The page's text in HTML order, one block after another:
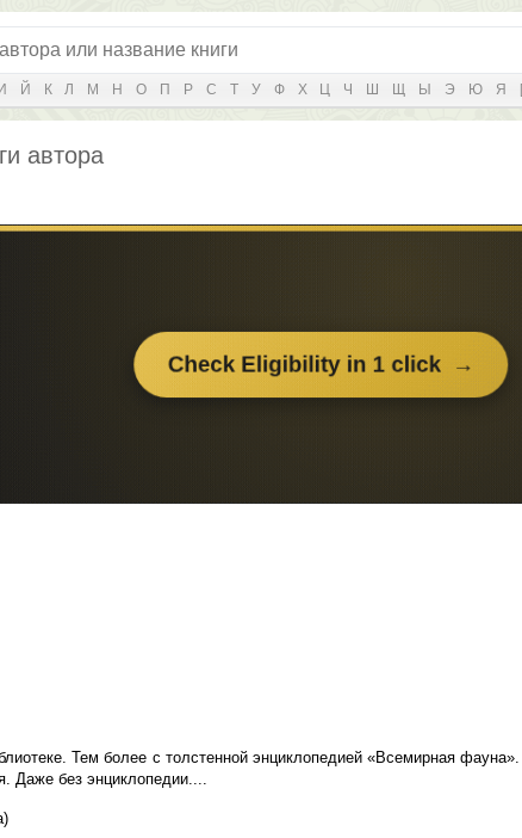
И Й К Л М Н О П Р С Т У Ф Х Ц Ч Ш Щ Ы Э Ю Я
автора
Тем более с толстенной энциклопедией «Всемирная
Даже без энциклопедии....